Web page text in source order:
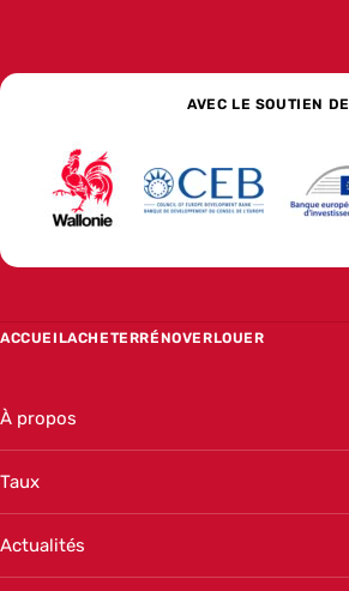
AVEC LE SOUTIEN DE
ACCUEILACHETERRÉNOVERLOUER
À propos
Taux
Actualités